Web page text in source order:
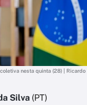
nesta quinta (28) | Ricardo
Silva (PT)